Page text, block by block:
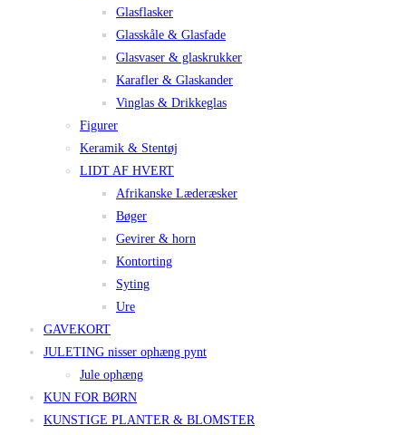
Glasflasker
Glasskåle & Glasfade
Glasvaser & glaskrukker
Karafler & Glaskander
Vinglas & Drikkeglas
Figurer
Keramik & Stentøj
LIDT AF HVERT
Afrikanske Læderæsker
Bøger
Gevirer & horn
Kontorting
Syting
Ure
GAVEKORT
JULETING nisser ophæng pynt
Jule ophæng
KUN FOR BØRN
KUNSTIGE PLANTER & BLOMSTER